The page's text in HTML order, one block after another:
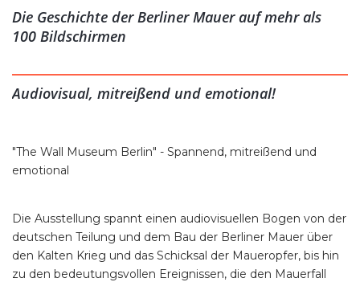
Die Geschichte der Berliner Mauer auf mehr als
100 Bildschirmen
Audiovisual, mitreißend und emotional!
"The Wall Museum Berlin" - Spannend, mitreißend und
emotional
Die Ausstellung spannt einen audiovisuellen Bogen von der
deutschen Teilung und dem Bau der Berliner Mauer über
den Kalten Krieg und das Schicksal der Maueropfer, bis hin
zu den bedeutungsvollen Ereignissen, die den Mauerfall